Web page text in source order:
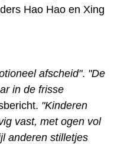
Hao Hao en Xing
afscheid". "De
in de frisse
"Kinderen
vast, met ogen vol
anderen stilletjes